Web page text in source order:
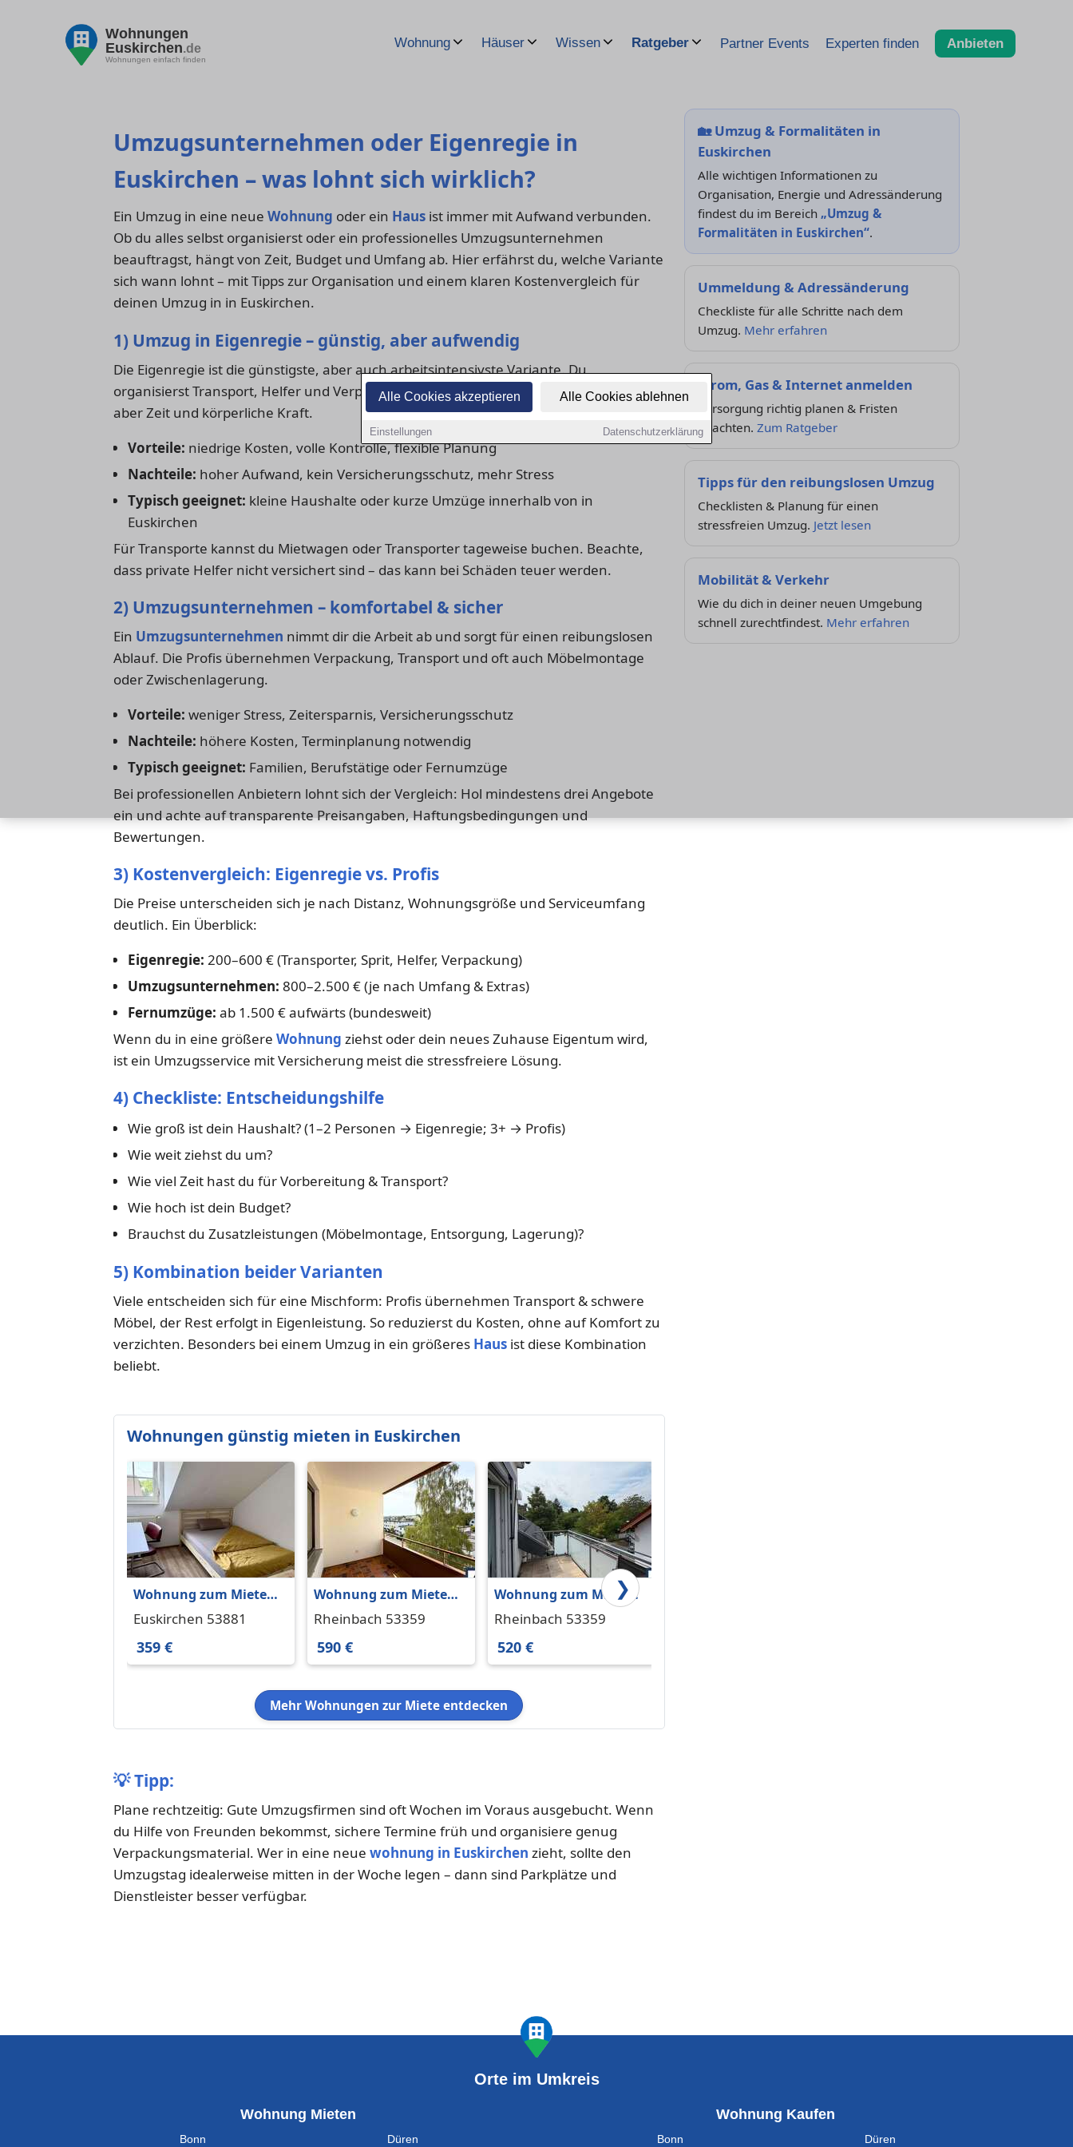
Alle Cookies akzeptieren Alle Cookies ablehnen
Einstellungen Datenschutzerklärung
Wohnungen
Euskirchen.de
Wohnungen einfach finden
Wohnung Häuser Wissen Ratgeber Partner Events Experten finden Anbieten
Umzugsunternehmen oder Eigenregie in
Euskirchen – was lohnt sich wirklich?
Ein Umzug in eine neue Wohnung oder ein Haus ist immer mit Aufwand verbunden.
Ob du alles selbst organisierst oder ein professionelles Umzugsunternehmen
beauftragst, hängt von Zeit, Budget und Umfang ab. Hier erfährst du, welche Variante
sich wann lohnt – mit Tipps zur Organisation und einem klaren Kostenvergleich für
deinen Umzug in in Euskirchen.
1) Umzug in Eigenregie – günstig, aber aufwendig
Die Eigenregie ist die günstigste, aber auch arbeitsintensivste Variante. Du
organisierst Transport, Helfer und Verpackungsmaterial selbst. Das spart Geld, kostet
aber Zeit und körperliche Kraft.
Vorteile: niedrige Kosten, volle Kontrolle, flexible Planung
Nachteile: hoher Aufwand, kein Versicherungsschutz, mehr Stress
Typisch geeignet: kleine Haushalte oder kurze Umzüge innerhalb von in
Euskirchen
Für Transporte kannst du Mietwagen oder Transporter tageweise buchen. Beachte,
dass private Helfer nicht versichert sind – das kann bei Schäden teuer werden.
2) Umzugsunternehmen – komfortabel & sicher
Ein Umzugsunternehmen nimmt dir die Arbeit ab und sorgt für einen reibungslosen
Ablauf. Die Profis übernehmen Verpackung, Transport und oft auch Möbelmontage
oder Zwischenlagerung.
Vorteile: weniger Stress, Zeitersparnis, Versicherungsschutz
Nachteile: höhere Kosten, Terminplanung notwendig
Typisch geeignet: Familien, Berufstätige oder Fernumzüge
Bei professionellen Anbietern lohnt sich der Vergleich: Hol mindestens drei Angebote
ein und achte auf transparente Preisangaben, Haftungsbedingungen und
Bewertungen.
3) Kostenvergleich: Eigenregie vs. Profis
Die Preise unterscheiden sich je nach Distanz, Wohnungsgröße und Serviceumfang
deutlich. Ein Überblick:
Eigenregie: 200–600 € (Transporter, Sprit, Helfer, Verpackung)
Umzugsunternehmen: 800–2.500 € (je nach Umfang & Extras)
Fernumzüge: ab 1.500 € aufwärts (bundesweit)
Wenn du in eine größere Wohnung ziehst oder dein neues Zuhause Eigentum wird,
ist ein Umzugsservice mit Versicherung meist die stressfreiere Lösung.
4) Checkliste: Entscheidungshilfe
Wie groß ist dein Haushalt? (1–2 Personen → Eigenregie; 3+ → Profis)
Wie weit ziehst du um?
Wie viel Zeit hast du für Vorbereitung & Transport?
Wie hoch ist dein Budget?
Brauchst du Zusatzleistungen (Möbelmontage, Entsorgung, Lagerung)?
5) Kombination beider Varianten
Viele entscheiden sich für eine Mischform: Profis übernehmen Transport & schwere
Möbel, der Rest erfolgt in Eigenleistung. So reduzierst du Kosten, ohne auf Komfort zu
verzichten. Besonders bei einem Umzug in ein größeres Haus ist diese Kombination
beliebt.
Wohnungen günstig mieten in Euskirchen
Wohnung zum Mieten
in Euskirchen 359 € 93
Euskirchen 53881
359 €
Wohnung zum Mieten
in Rheinbach 590 € 69
Rheinbach 53359
590 €
Wohnung zum Mieten
in Rheinbach 520 € 50
Rheinbach 53359
520 €
❯
Mehr Wohnungen zur Miete entdecken
💡Tipp:
Plane rechtzeitig: Gute Umzugsfirmen sind oft Wochen im Voraus ausgebucht. Wenn
du Hilfe von Freunden bekommst, sichere Termine früh und organisiere genug
Verpackungsmaterial. Wer in eine neue wohnung in Euskirchen zieht, sollte den
Umzugstag idealerweise mitten in der Woche legen – dann sind Parkplätze und
Dienstleister besser verfügbar.
🏡Umzug & Formalitäten in
Euskirchen
Alle wichtigen Informationen zu
Organisation, Energie und Adressänderung
findest du im Bereich „Umzug &
Formalitäten in Euskirchen“.
Ummeldung & Adressänderung
Checkliste für alle Schritte nach dem
Umzug. Mehr erfahren
Strom, Gas & Internet anmelden
Versorgung richtig planen & Fristen
beachten. Zum Ratgeber
Tipps für den reibungslosen Umzug
Checklisten & Planung für einen
stressfreien Umzug. Jetzt lesen
Mobilität & Verkehr
Wie du dich in deiner neuen Umgebung
schnell zurechtfindest. Mehr erfahren
Orte im Umkreis
Wohnung Mieten
Bonn Düren
Wohnung Kaufen
Bonn Düren